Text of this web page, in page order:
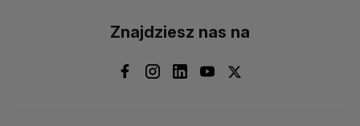
Znajdziesz nas na